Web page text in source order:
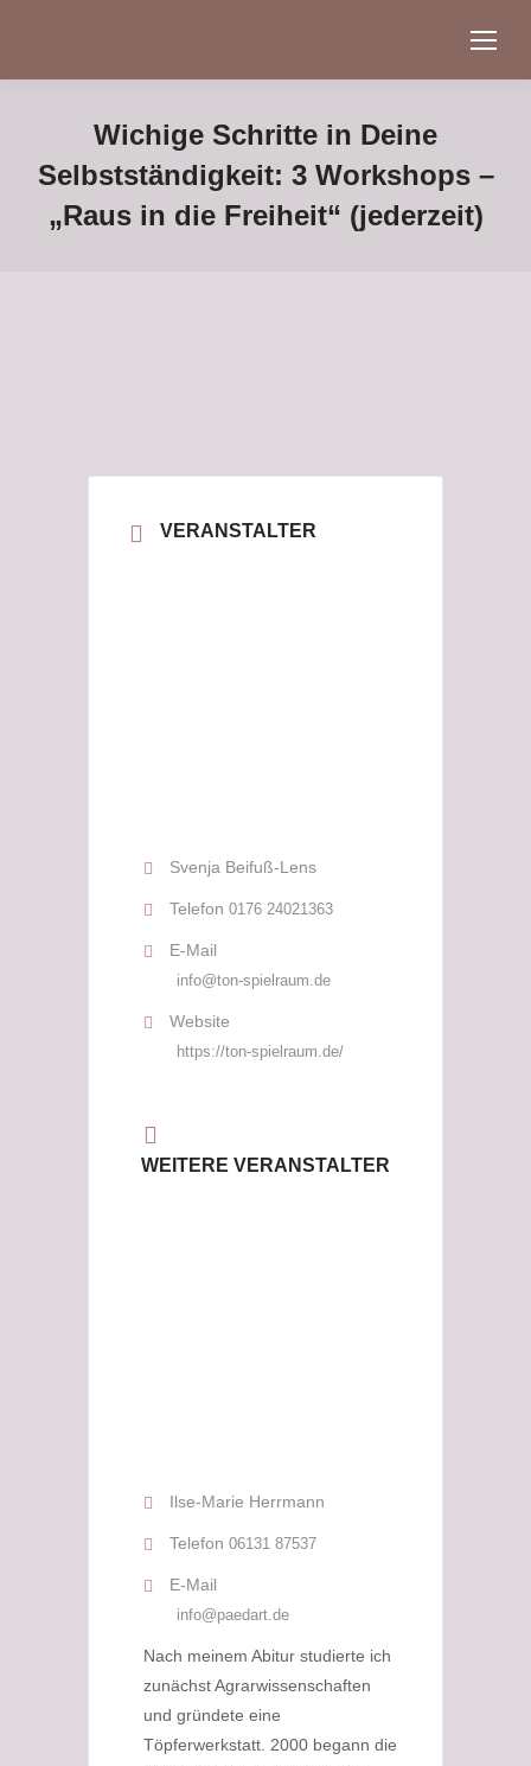
Wichige Schritte in Deine
Selbstständigkeit: 3 Workshops –
„Raus in die Freiheit“ (jederzeit)
VERANSTALTER
Svenja Beifuß-Lens
Telefon 0176 24021363
E-Mail
info@ton-spielraum.de
Website
https://ton-spielraum.de/
WEITERE VERANSTALTER
Ilse-Marie Herrmann
Telefon 06131 87537
E-Mail
info@paedart.de
Nach meinem Abitur studierte ich
zunächst Agrarwissenschaften
und gründete eine
Töpferwerkstatt. 2000 begann die